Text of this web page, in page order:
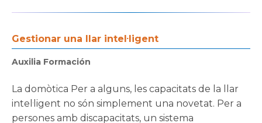
Gestionar una llar intel·ligent
Auxilia Formación
La domòtica Per a alguns, les capacitats de la llar
intel·ligent no són simplement una novetat. Per a
persones amb discapacitats, un sistema